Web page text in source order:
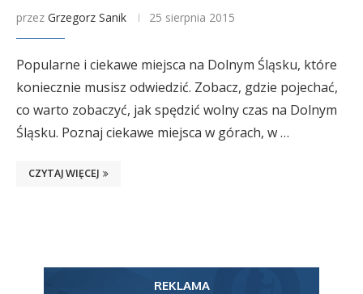
przez Grzegorz Sanik 25 sierpnia 2015
Popularne i ciekawe miejsca na Dolnym Śląsku, które
koniecznie musisz odwiedzić. Zobacz, gdzie pojechać,
co warto zobaczyć, jak spędzić wolny czas na Dolnym
Śląsku. Poznaj ciekawe miejsca w górach, w …
CZYTAJ WIĘCEJ
REKLAMA